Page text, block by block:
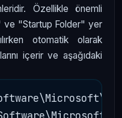
Özellikle önemli
ve "Startup Folder" yer
otomatik olarak
içerir ve aşağıdaki